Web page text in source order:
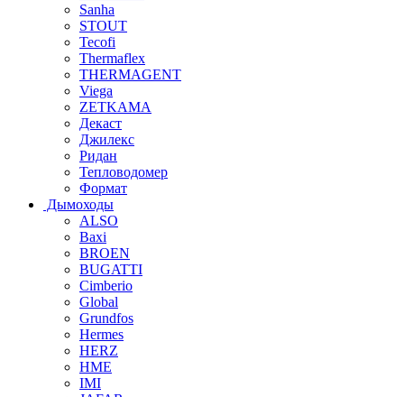
Sanha
STOUT
Tecofi
Thermaflex
THERMAGENT
Viega
ZETKAMA
Декаст
Джилекс
Ридан
Тепловодомер
Формат
Дымоходы
ALSO
Baxi
BROEN
BUGATTI
Cimberio
Global
Grundfos
Hermes
HERZ
HME
IMI